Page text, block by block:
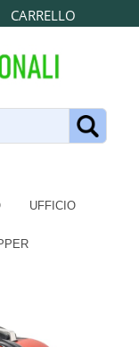
CARRELLO
UFFICIO